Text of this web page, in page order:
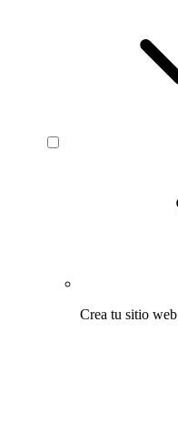
Crea tu sitio web